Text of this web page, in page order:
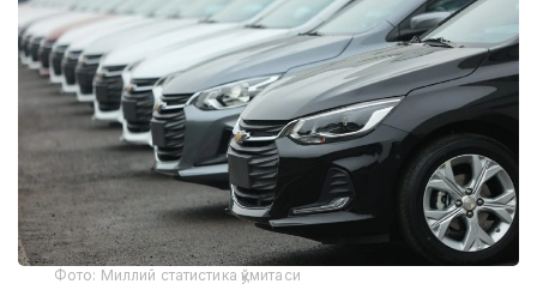
Фото: Миллий статистика қўмитаси